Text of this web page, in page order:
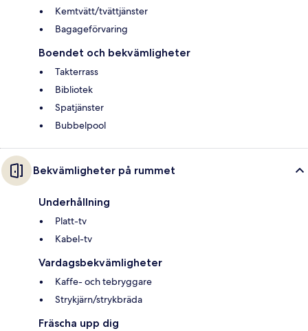
Kemtvätt/tvättjänster
Bagageförvaring
Boendet och bekvämligheter
Takterrass
Bibliotek
Spatjänster
Bubbelpool
Bekvämligheter på rummet
Underhållning
Platt-tv
Kabel-tv
Vardagsbekvämligheter
Kaffe- och tebryggare
Strykjärn/strykbräda
Fräscha upp dig